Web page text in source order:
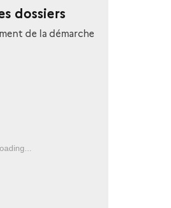
dossiers
de la démarche